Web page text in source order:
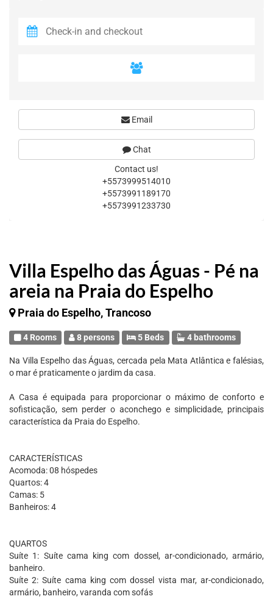
Villa Espelho das Águas - Pé na
areia na Praia do Espelho
Praia do Espelho, Trancoso
4 Rooms 8 persons 5 Beds 4 bathrooms
Na Villa Espelho das Águas, cercada pela Mata Atlântica e falésias,
o mar é praticamente o jardim da casa.
A Casa é equipada para proporcionar o máximo de conforto e
sofisticação, sem perder o aconchego e simplicidade, principais
característica da Praia do Espelho.
CARACTERÍSTICAS
Acomoda: 08 hóspedes
Quartos: 4
Camas: 5
Banheiros: 4
QUARTOS
Suíte 1: Suíte cama king com dossel, ar-condicionado, armário,
banheiro.
Suíte 2: Suíte cama king com dossel vista mar, ar-condicionado,
armário, banheiro, varanda com sofás
Email
Chat
Contact us!
+5573999514010
+5573991189170
+5573991233730